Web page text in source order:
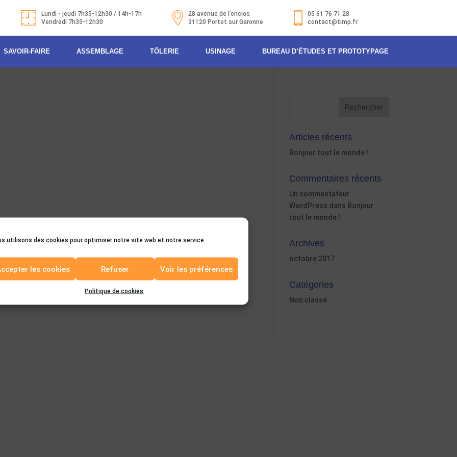
utilisons des cookies pour optimiser notre site web et notre service.
les cookies Refuser Voir les préférences
Politique de cookies
Lundi - jeudi 7h35-12h30 / 14h-17h
Vendredi 7h35-12h30
28 avenue de l’enclos
31120 Portet sur Garonne
05 61 76 71 28
contact@timp.fr
SAVOIR-FAIRE ASSEMBLAGE TÔLERIE USINAGE BUREAU D’ÉTUDES ET PROTOTYPAGE
Articles récents
Bonjour tout le monde !
Commentaires récents
Un commentateur
WordPress dans Bonjour
tout le monde !
Archives
octobre 2017
Catégories
Non classé